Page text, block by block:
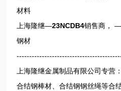
材料
上海隆继—23NCDB4销售商，
钢材
上海隆继金属制品有限公司专营
合结钢棒材、合结钢钢丝绳等合